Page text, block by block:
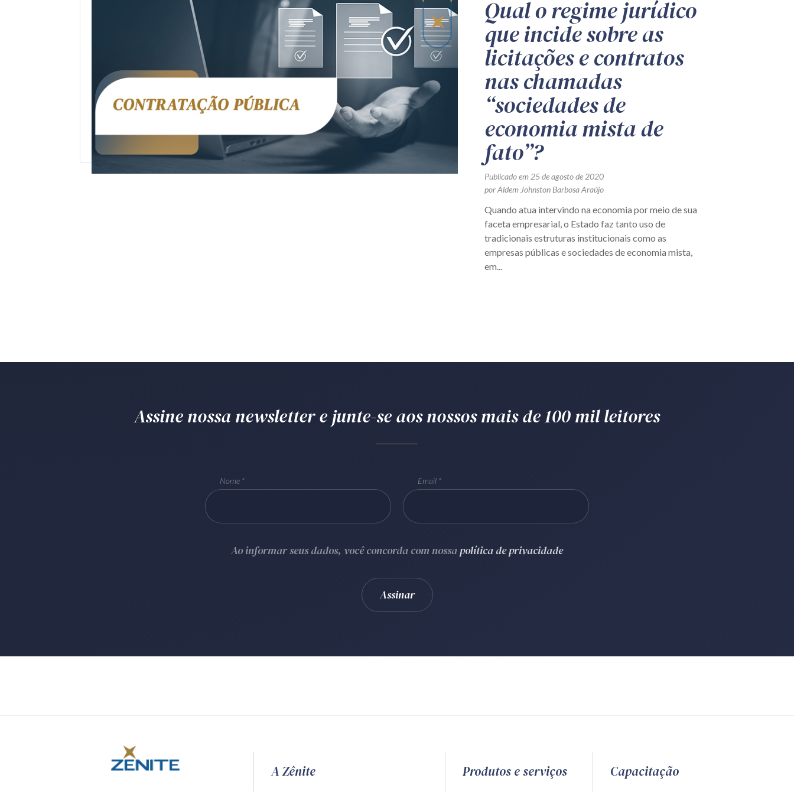
Qual o regime jurídico
que incide sobre as
licitações e contratos
nas chamadas
“sociedades de
economia mista de
fato”?
Publicado em 25 de agosto de 2020
por Aldem Johnston Barbosa Araújo
Quando atua intervindo na economia por meio de sua
faceta empresarial, o Estado faz tanto uso de
tradicionais estruturas institucionais como as
empresas públicas e sociedades de economia mista,
em...
Assine nossa newsletter e junte-se aos nossos mais de 100 mil leitores
Nome Email
Ao informar seus dados, você concorda com nossapolítica de privacidade
A Zênite Produtos e serviços Capacitação